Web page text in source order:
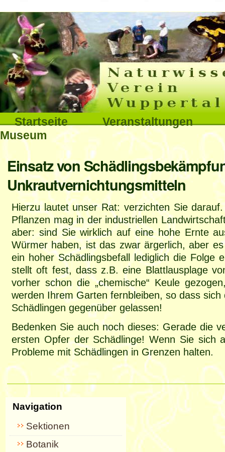
Direkt
zum
Inhalt
|
Direkt
zur
Navigation
Sektionen
Startseite
Veranstaltungen
Museum
Benutzerspezifische
Werkzeuge
Interna
Einsatz von
Unkrautvernichtungsmitteln
Hierzu lautet unser Rat: verzichten Sie
Pflanzen mag in der industriellen
aber: sind Sie wirklich auf eine hohe Ernte
Würmer haben, ist das zwar ärgerlich, aber
ein hoher Schädlingsbefall lediglich die Folge
stellt oft fest, dass z.B. eine Blattlausplage
vorher schon die „chemische“ Keule
werden Ihrem Garten fernbleiben, so dass
Schädlingen gegenüber gelassen!
Bedenken Sie auch noch dieses: Gerade die
ersten Opfer der Schädlinge! Wenn Sie sich
Probleme mit Schädlingen in Grenzen halten.
Navigation
Sektionen
Botanik